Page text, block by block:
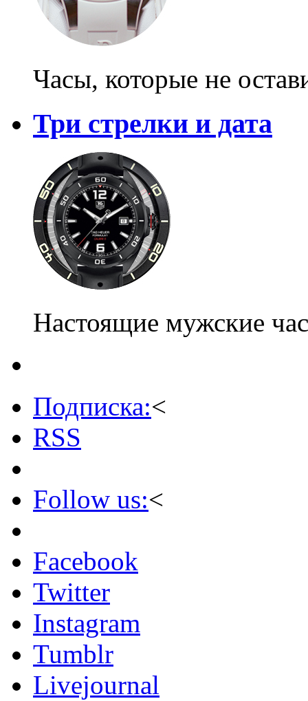
Часы, которые не
Три стрелки и дата
Настоящие мужские
Подписка:<
RSS
Follow us:<
Facebook
Twitter
Instagram
Tumblr
Livejournal